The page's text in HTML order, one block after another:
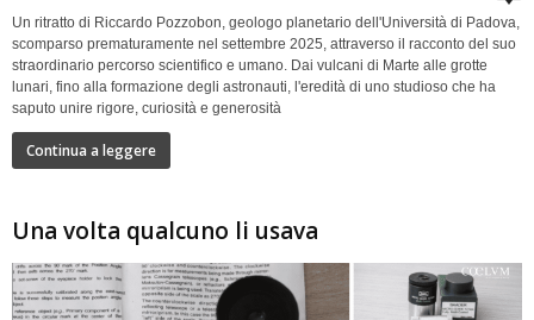
Un ritratto di Riccardo Pozzobon, geologo planetario dell'Università di Padova,
scomparso prematuramente nel settembre 2025, attraverso il racconto del suo
straordinario percorso scientifico e umano. Dai vulcani di Marte alle grotte
lunari, fino alla formazione degli astronauti, l'eredità di uno studioso che ha
saputo unire rigore, curiosità e generosità
Continua a leggere
Una volta qualcuno li usava